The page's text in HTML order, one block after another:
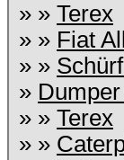
» » Terex
» » Fiat
» »
»
» » Terex
» »